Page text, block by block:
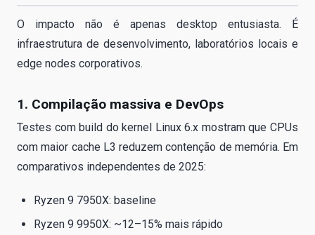
O impacto não é apenas desktop entusiasta. É
infraestrutura de desenvolvimento, laboratórios locais e
edge nodes corporativos.
1. Compilação massiva e DevOps
Testes com build do kernel Linux 6.x mostram que CPUs
com maior cache L3 reduzem contenção de memória. Em
comparativos independentes de 2025:
Ryzen 9 7950X: baseline
Ryzen 9 9950X: ~12–15% mais rápido